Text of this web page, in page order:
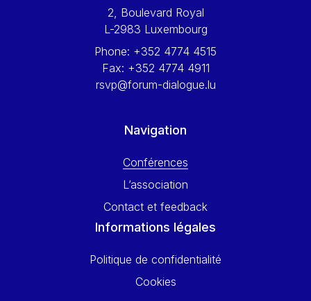
Wolfgang Ketterle
Yossi Beillin
Yves FRANCHET
2, Boulevard Royal
L-2983 Luxembourg
Phone: +352 4774 4515
Fax: +352 4774 4911
rsvp@forum-dialogue.lu
Navigation
Conférences
L’association
Contact et feedback
Informations légales
Politique de confidentialité
Cookies